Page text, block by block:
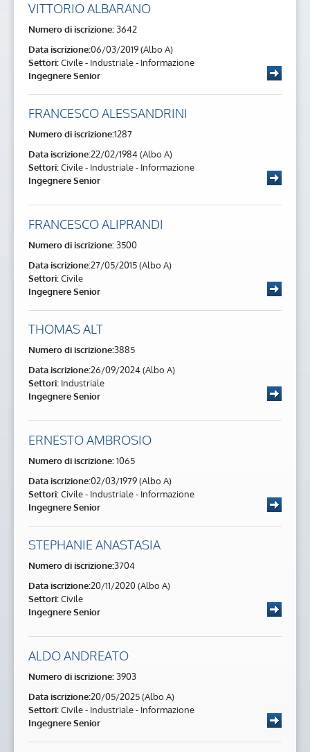
VITTORIO ALBARANO
Numero di iscrizione: 3642
Data iscrizione:06/03/2019 (Albo A)
Settori:Civile - Industriale - Informazione
Ingegnere Senior
FRANCESCO ALESSANDRINI
Numero di iscrizione:1287
Data iscrizione:22/02/1984 (Albo A)
Settori:Civile - Industriale - Informazione
Ingegnere Senior
FRANCESCO ALIPRANDI
Numero di iscrizione: 3500
Data iscrizione:27/05/2015 (Albo A)
Settori:Civile
Ingegnere Senior
THOMAS ALT
Numero di iscrizione:3885
Data iscrizione:26/09/2024 (Albo A)
Settori: Industriale
Ingegnere Senior
ERNESTO AMBROSIO
Numero di iscrizione:1065
Data iscrizione:02/03/1979 (Albo A)
Settori:Civile - Industriale - Informazione
Ingegnere Senior
STEPHANIE ANASTASIA
Numero di iscrizione:3704
Data iscrizione:20/11/2020 (Albo A)
Settori:Civile
Ingegnere Senior
ALDO ANDREATO
Numero di iscrizione: 3903
Data iscrizione:20/05/2025 (Albo A)
Settori:Civile - Industriale - Informazione
Ingegnere Senior